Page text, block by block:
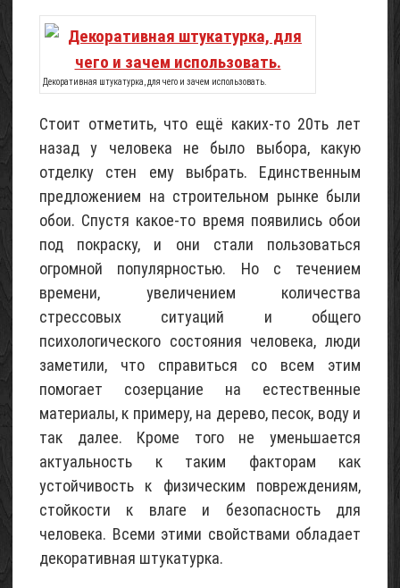
Декоративная штукатурка, для чего и зачем использовать.
Стоит отметить, что ещё каких-то 20ть лет
назад у человека не было выбора, какую
отделку стен ему выбрать. Единственным
предложением на строительном рынке были
обои. Спустя какое-то время появились обои
под покраску, и они стали пользоваться
огромной популярностью. Но с течением
времени, увеличением количества
стрессовых ситуаций и общего
психологического состояния человека, люди
заметили, что справиться со всем этим
помогает созерцание на естественные
материалы, к примеру, на дерево, песок, воду и
так далее. Кроме того не уменьшается
актуальность к таким факторам как
устойчивость к физическим повреждениям,
стойкости к влаге и безопасность для
человека. Всеми этими свойствами обладает
декоративная штукатурка.
садового
домика
описанием)
Май
2017
Щебень
известняковый
02
2015
Песок
строительный
02
Май